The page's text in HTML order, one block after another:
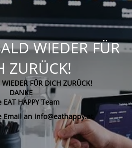
WIEDER FÜR
ZURÜCK!
WIEDER FÜR DICH ZURÜCK!
DANKE
EAT HAPPY Team
Email an info@eathappy.at